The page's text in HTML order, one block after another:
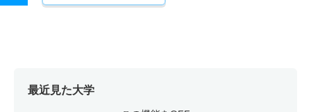
最近見た大学